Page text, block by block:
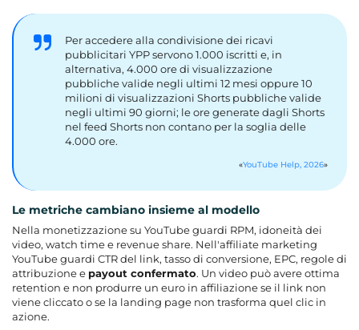
Per accedere alla condivisione dei ricavi
pubblicitari YPP servono 1.000 iscritti e, in
alternativa, 4.000 ore di visualizzazione
pubbliche valide negli ultimi 12 mesi oppure 10
milioni di visualizzazioni Shorts pubbliche valide
negli ultimi 90 giorni; le ore generate dagli Shorts
nel feed Shorts non contano per la soglia delle
4.000 ore.
YouTube Help, 2026
Le metriche cambiano insieme al modello
Nella monetizzazione su YouTube guardi RPM, idoneità dei
video, watch time e revenue share. Nell'affiliate marketing
YouTube guardi CTR del link, tasso di conversione, EPC, regole di
attribuzione e payout confermato. Un video può avere ottima
retention e non produrre un euro in affiliazione se il link non
viene cliccato o se la landing page non trasforma quel clic in
azione.